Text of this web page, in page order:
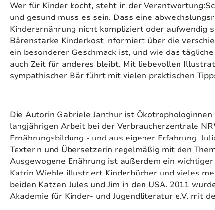
Wer für Kinder kocht, steht in der
und gesund muss es sein. Dass eine
Kinderernährung nicht kompliziert oder aufwendig
Bärenstarke Kinderkost informiert über die
ein besonderer Geschmack ist, und wie das
auch Zeit für anderes bleibt. Mit liebevollen
sympathischer Bär führt mit vielen praktischen
Die Autorin Gabriele Janthur ist
langjährigen Arbeit bei der Verbraucherzentrale
Ernährungsbildung - und aus eigener Erfahrung.
Texterin und Übersetzerin regelmäßig mit den
Ausgewogene Enährung ist außerdem ein
Katrin Wiehle illustriert Kinderbücher und vieles
beiden Katzen Jules und Jim in den USA. 2011
Akademie für Kinder- und Jugendliteratur e.V. mit